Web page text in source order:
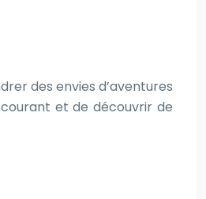
des envies d’aventures
et de découvrir de